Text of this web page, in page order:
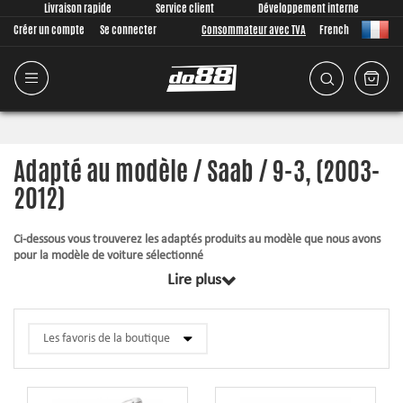
Livraison rapide Service client
Développement interne
Créer un compte
Se connecter Consommateur avec TVA French
Adapté au modèle / Saab / 9-3, (2003-
2012)
Ci-dessous vous trouverez les adaptés produits au modèle que nous avons
pour la modèle de voiture sélectionné
Tous les produits dans cette catégorie sont conjointement conçus à partir
l’ajustement soit aussi bon possible pour le produit. Les articles
plus élevée, améliore l’apparence et donne une fiabilité opérationnelle
Lire plus